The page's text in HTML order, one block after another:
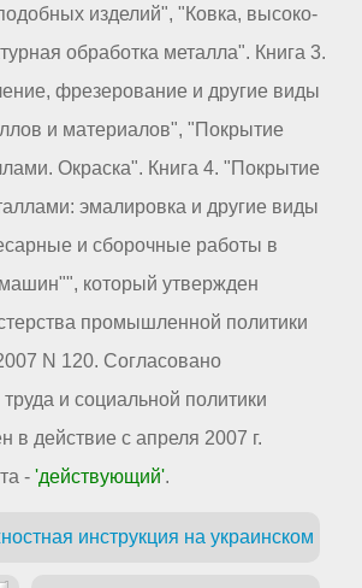
изделий", "Ковка, высоко-
обработка металла". Книга 3.
фрезерование и другие виды
и материалов", "Покрытие
Окраска". Книга 4. "Покрытие
эмалировка и другие виды
и сборочные работы в
который утвержден
промышленной политики
N 120. Согласовано
и социальной политики
в действие с апреля 2007 г.
- 'действующий'.
инструкция на украинском